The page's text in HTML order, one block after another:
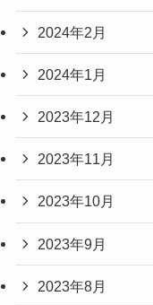
2024年2月
2024年1月
2023年12月
2023年11月
2023年10月
2023年9月
2023年8月